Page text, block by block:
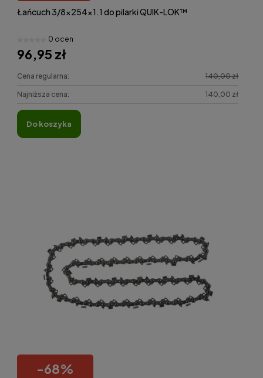
Łańcuch 3/8x254x1.1 do pilarki QUIK-LOK™
0 ocen
96,95 zł
Cena regularna: 140,00 zł
Najniższa cena: 140,00 zł
do koszyka
-68%